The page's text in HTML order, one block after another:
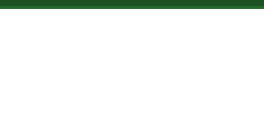
Skip to main content